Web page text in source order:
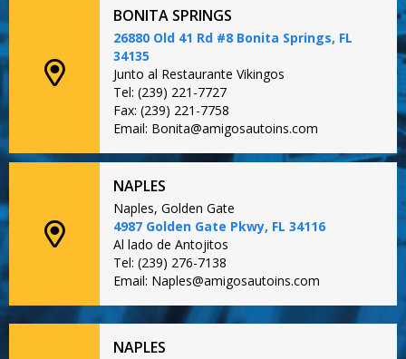
BONITA SPRINGS
26880 Old 41 Rd #8 Bonita Springs, FL
34135
Junto al Restaurante Vikingos
Tel: (239) 221-7727
Fax: (239) 221-7758
Email: Bonita@amigosautoins.com
NAPLES
Naples, Golden Gate
4987 Golden Gate Pkwy, FL 34116
Al lado de Antojitos
Tel: (239) 276-7138
Email: Naples@amigosautoins.com
NAPLES